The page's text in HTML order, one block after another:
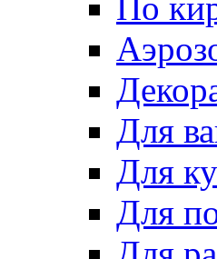
По
Для
Для
Для